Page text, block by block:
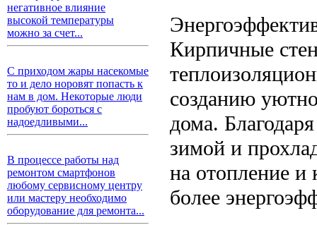
негативное влияние
высокой температуры
можно за счет...
С приходом жары насекомые
то и дело норовят попасть к
нам в дом. Некоторые люди
пробуют бороться с
надоедливыми...
В процессе работы над
ремонтом смартфонов
любому сервисному центру
или мастеру необходимо
оборудование для ремонта...
Кирпичные
созданию
дома.
зимой и
на отопление и
более